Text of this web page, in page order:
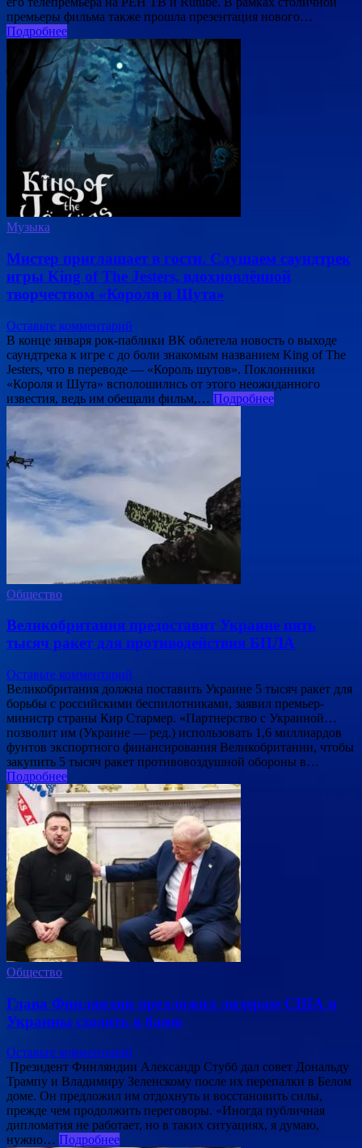
премьеры фильма также прошла презентация нового…
Подробнее
Музыка
Мистер приглашает в гости. Слушаем саундтрек
игры King of The Jesters, вдохновлённой
творчеством «Короля и Шута»
Оставьте комментарий
В конце января рок-паблики ВК облетела новость о выходе
саундтрека к игре с до боли знакомым названием King of The
Jesters, что в переводе — «Король шутов». Поклонники
«Короля и Шута» всполошились от этого неожиданного
известия, ведь им обещали фильм,… Подробнее
Общество
Великобритания предоставит Украине пять
тысяч ракет для противодействия БПЛА
Оставьте комментарий
Великобритания должна поставить Украине 5 тысяч ракет для
борьбы с российскими беспилотниками, заявил премьер-
министр страны Кир Стармер. «Партнерство с Украиной…
позволит им (Украине — ред.) использовать 1,6 миллиардов
фунтов экспортного финансирования Великобритании, чтобы
закупить 5 тысяч ракет противовоздушной обороны в…
Подробнее
Общество
Глава Финляндии предложил лидерам США и
Украины сходить в баню
Оставьте комментарий
Президент Финляндии Александр Стубб дал совет Дональду
Трампу и Владимиру Зеленскому после их перепалки в Белом
доме. Он предложил им отдохнуть и восстановить силы,
прежде чем продолжить переговоры. «Иногда публичная
дипломатия не работает, но в таких ситуациях, я думаю,
нужно… Подробнее